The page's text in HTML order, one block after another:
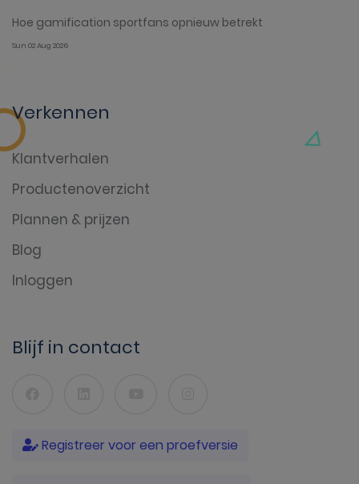
Hoe gamification sportfans opnieuw betrekt
Sun 02 Aug 2026
Verkennen
Klantverhalen
Productenoverzicht
Plannen & prijzen
Blog
Inloggen
Blijf in contact
Registreer voor een proefversie